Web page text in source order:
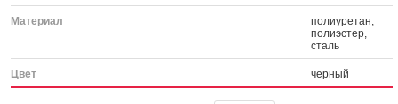
Материал
полиуретан,
полиэстер,
сталь
Цвет черный